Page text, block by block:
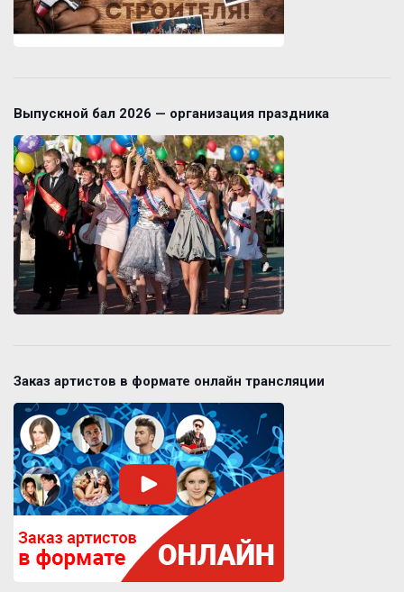
Выпускной бал 2026 — организация праздника
Заказ артистов в формате онлайн трансляции